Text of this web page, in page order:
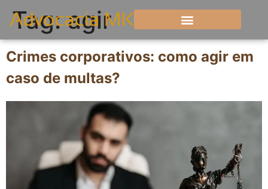
Tag:agir
Crimes corporativos: como agir em
caso de multas?